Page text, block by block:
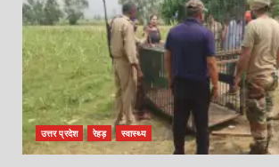
उत्तर प्रदेश रेहड़ स्वास्थ्य